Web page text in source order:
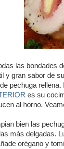
las bondades
y gran sabor de
pechuga
es su
al horno.
bien las
más delgadas.
orégano y